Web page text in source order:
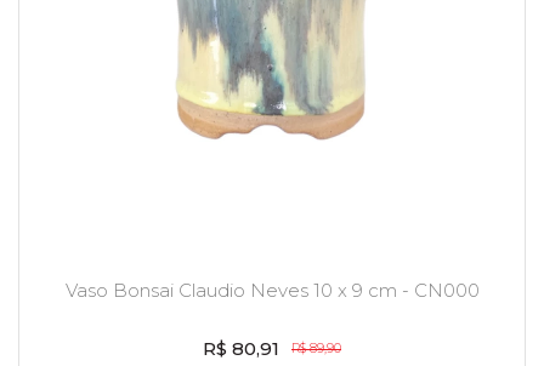
Vaso Bonsai Claudio Neves 10 x 9 cm - CN000
R$ 80,91 R$ 89,90